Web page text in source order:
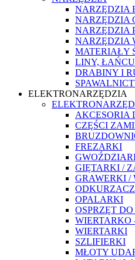
NARZĘDZIA
NARZĘDZIA
NARZĘDZIA
NARZĘDZIA
MATERIAŁY
LINY,
DRABINY I
ELEKTRONARZĘDZIA
AKCESORIA
CZĘŚCI
FREZARKI
GIĘTARKI /
GRAWERKI /
OPALARKI
OSPRZĘT
WIERTARKO
WIERTARKI
SZLIFIERKI
MŁOTY